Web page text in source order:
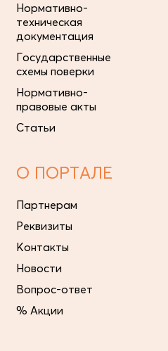
Нормативно-
техническая
документация
Государственные
схемы поверки
Нормативно-
правовые акты
Статьи
О ПОРТАЛЕ
Партнерам
Реквизиты
Контакты
Новости
Вопрос-ответ
% Акции